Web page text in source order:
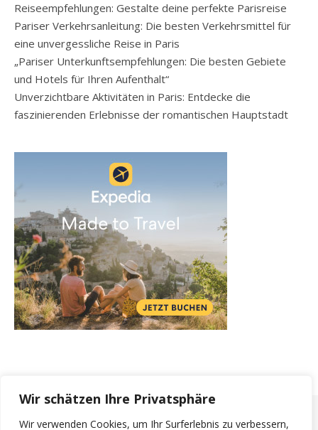
Wir schätzen Ihre Privatsphäre
Wir verwenden Cookies, um Ihr Surferlebnis zu verbessern,
Reiseempfehlungen: Gestalte deine perfekte Parisreise
Pariser Verkehrsanleitung: Die besten Verkehrsmittel für
eine unvergessliche Reise in Paris
„Pariser Unterkunftsempfehlungen: Die besten Gebiete
und Hotels für Ihren Aufenthalt“
Unverzichtbare Aktivitäten in Paris: Entdecke die
faszinierenden Erlebnisse der romantischen Hauptstadt